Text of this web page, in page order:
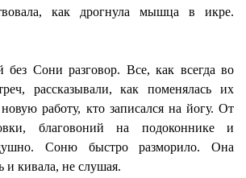
как дрогнула мышца в икре.
Сони разговор. Все, как всегда во
рассказывали, как поменялась их
работу, кто записался на йогу. От
благовоний на подоконнике и
Соню быстро разморило. Она
и кивала, не слушая.